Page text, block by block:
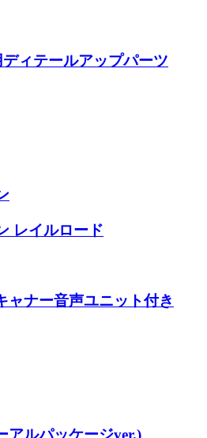
ィテールアップパーツ
レイルロード
ナー音声ユニット付き
アルパッケージver.)